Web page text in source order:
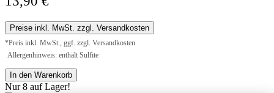
Preise inkl. MwSt. zzgl. Versandkosten
*Preis inkl. MwSt., ggf. zzgl. Versandkosten
Allergenhinweis: enthält Sulfite
In den Warenkorb
Nur 8 auf Lager!